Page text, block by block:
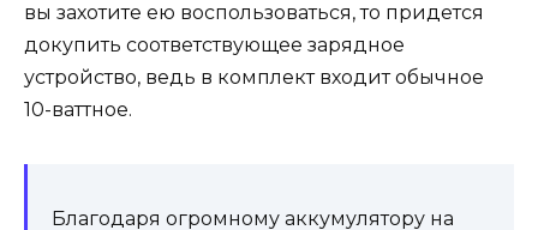
вы захотите ею воспользоваться, то придется
докупить соответствующее зарядное
устройство, ведь в комплект входит обычное
10-ваттное.
Благодаря огромному аккумулятору на